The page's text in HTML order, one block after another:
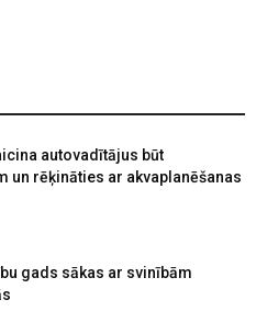
autovadītājus būt
un rēķināties ar akvaplanēšanas
gads sākas ar svinībām